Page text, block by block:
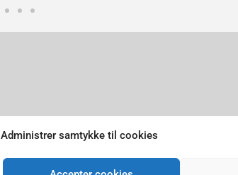
Administrer samtykke til cookies